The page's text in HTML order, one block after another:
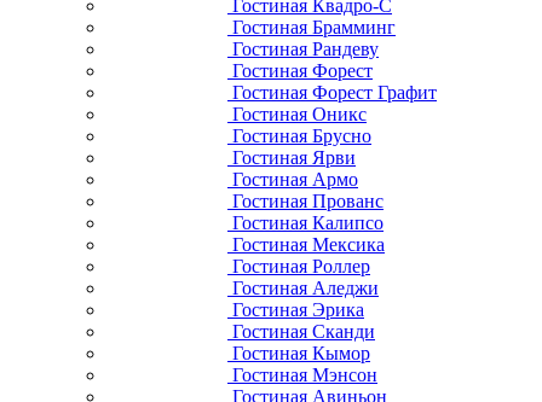
Гостиная Квадро-С
Гостиная Брамминг
Гостиная Рандеву
Гостиная Форест
Гостиная Форест Графит
Гостиная Оникс
Гостиная Брусно
Гостиная Ярви
Гостиная Армо
Гостиная Прованс
Гостиная Калипсо
Гостиная Мексика
Гостиная Роллер
Гостиная Аледжи
Гостиная Эрика
Гостиная Сканди
Гостиная Кымор
Гостиная Мэнсон
Гостиная Авиньон